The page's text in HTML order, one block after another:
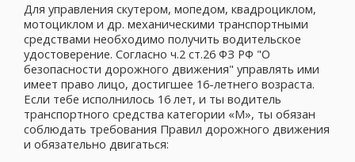
Для управления скутером, мопедом, квадроциклом,
мотоциклом и др. механическими транспортными
средствами необходимо получить водительское
удостоверение. Согласно ч.2 ст.26 ФЗ РФ "О
безопасности дорожного движения" управлять ими
имеет право лицо, достигшее 16-летнего возраста.
Если тебе исполнилось 16 лет, и ты водитель
транспортного средства категории «М», ты обязан
соблюдать требования Правил дорожного движения
и обязательно двигаться: